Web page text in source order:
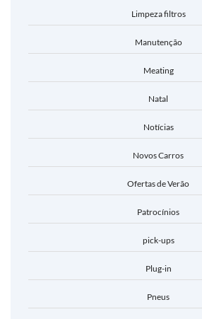
Limpeza filtros
Manutenção
Meating
Natal
Notícias
Novos Carros
Ofertas de Verão
Patrocínios
pick-ups
Plug-in
Pneus